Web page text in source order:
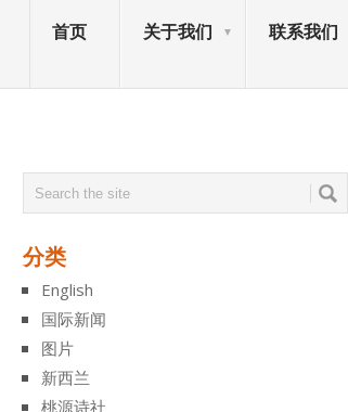
首页 关于我们 联系我们
分类
English
国际新闻
图片
新西兰
桃源诗社